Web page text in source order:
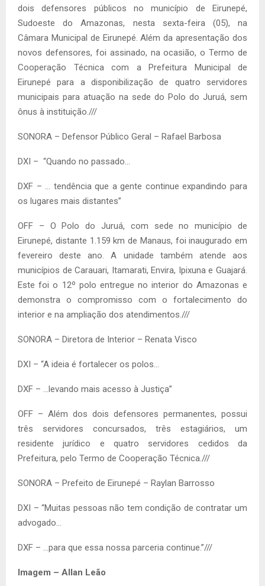
dois defensores públicos no município de Eirunepé,
Sudoeste do Amazonas, nesta sexta-feira (05), na
Câmara Municipal de Eirunepé. Além da apresentação dos
novos defensores, foi assinado, na ocasião, o Termo de
Cooperação Técnica com a Prefeitura Municipal de
Eirunepé para a disponibilização de quatro servidores
municipais para atuação na sede do Polo do Juruá, sem
ônus à instituição.///
SONORA – Defensor Público Geral – Rafael Barbosa
DXI – “Quando no passado…
DXF – … tendência que a gente continue expandindo para
os lugares mais distantes”
OFF – O Polo do Juruá, com sede no município de
Eirunepé, distante 1.159 km de Manaus, foi inaugurado em
fevereiro deste ano. A unidade também atende aos
municípios de Carauari, Itamarati, Envira, Ipixuna e Guajará.
Este foi o 12º polo entregue no interior do Amazonas e
demonstra o compromisso com o fortalecimento do
interior e na ampliação dos atendimentos.///
SONORA – Diretora de Interior – Renata Visco
DXI – “A ideia é fortalecer os polos…
DXF – …levando mais acesso à Justiça”
OFF – Além dos dois defensores permanentes, possui
três servidores concursados, três estagiários, um
residente jurídico e quatro servidores cedidos da
Prefeitura, pelo Termo de Cooperação Técnica.///
SONORA – Prefeito de Eirunepé – Raylan Barrosso
DXI – “Muitas pessoas não tem condição de contratar um
advogado…
DXF – …para que essa nossa parceria continue.”///
Imagem – Allan Leão